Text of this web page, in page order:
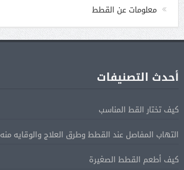
معلومات عن القطط
أحدث التصنيفات
كيف تختار القط المناسب
التهاب المفاصل عند القطط وطرق العلاج والوقايه منه
كيف أطعم القطط الصغيرة